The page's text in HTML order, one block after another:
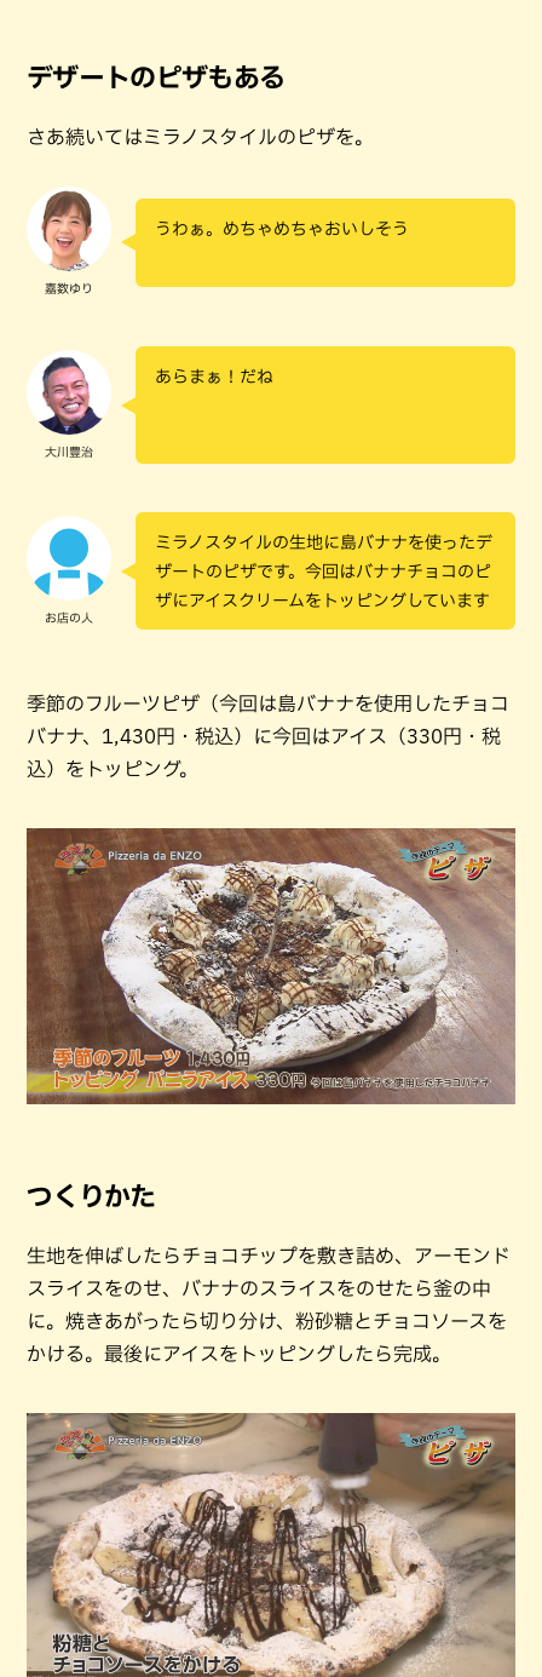
デザートのピザもある
さあ続いてはミラノスタイルのピザを。
嘉数ゆり
うわぁ。めちゃめちゃおいしそう
大川豊治
あらまぁ！だね
お店の人
ミラノスタイルの生地に島バナナを使ったデ
ザートのピザです。今回はバナナチョコのピ
ザにアイスクリームをトッピングしています
季節のフルーツピザ（今回は島バナナを使用したチョコ
バナナ、1,430円・税込）に今回はアイス（330円・税
込）をトッピング。
つくりかた
生地を伸ばしたらチョコチップを敷き詰め、アーモンド
スライスをのせ、バナナのスライスをのせたら釜の中
に。焼きあがったら切り分け、粉砂糖とチョコソースを
かける。最後にアイスをトッピングしたら完成。